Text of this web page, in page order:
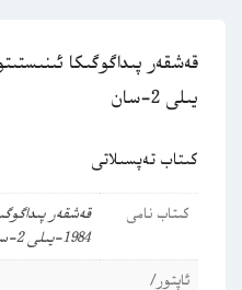
يىلى 2-سان
كىتاب تەپسىلاتى
كىتاب نامى
قەشقەر
1984-يىلى 2-سان
ئاپتور/